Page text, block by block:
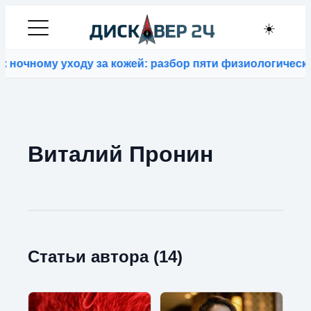
☀️
уходу за кожей: разбор пяти физиологических
Виталий Пронин
Статьи автора (14)